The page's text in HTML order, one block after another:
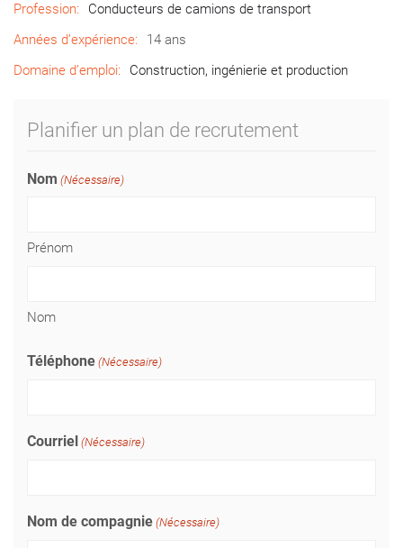
Profession:
Conducteurs de camions de transport
Années d’expérience:
14 ans
Domaine d’emploi:
Construction, ingénierie et production
Planifier un plan de recrutement
Nom (Nécessaire)
Prénom
Nom
Téléphone (Nécessaire)
Courriel (Nécessaire)
Nom de compagnie (Nécessaire)